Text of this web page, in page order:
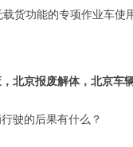
货功能的专项作业车使
北京报废解体，北京
驶的后果有什么？